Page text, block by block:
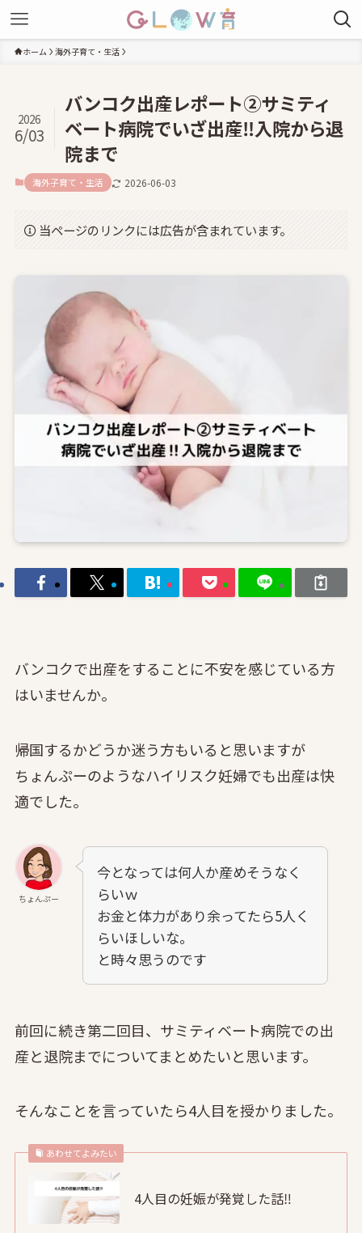
ホーム 海外子育て・生活
バンコク出産レポート②サミティ
ベート病院でいざ出産‼入院から退
院まで
2026
6/03
海外子育て・生活 2026-06-03
当ページのリンクには広告が含まれています。
バンコクで出産をすることに不安を感じている方
はいませんか。
帰国するかどうか迷う方もいると思いますが
ちょんぷーのようなハイリスク妊婦でも出産は快
適でした。
ちょんぷー
今となっては何人か産めそうなく
らいｗ
お金と体力があり余ってたら5人く
らいほしいな。
と時々思うのです
前回に続き第二回目、サミティベート病院での出
産と退院までについてまとめたいと思います。
そんなことを言っていたら4人目を授かりました。
あわせてよみたい
4人目の妊娠が発覚した話‼